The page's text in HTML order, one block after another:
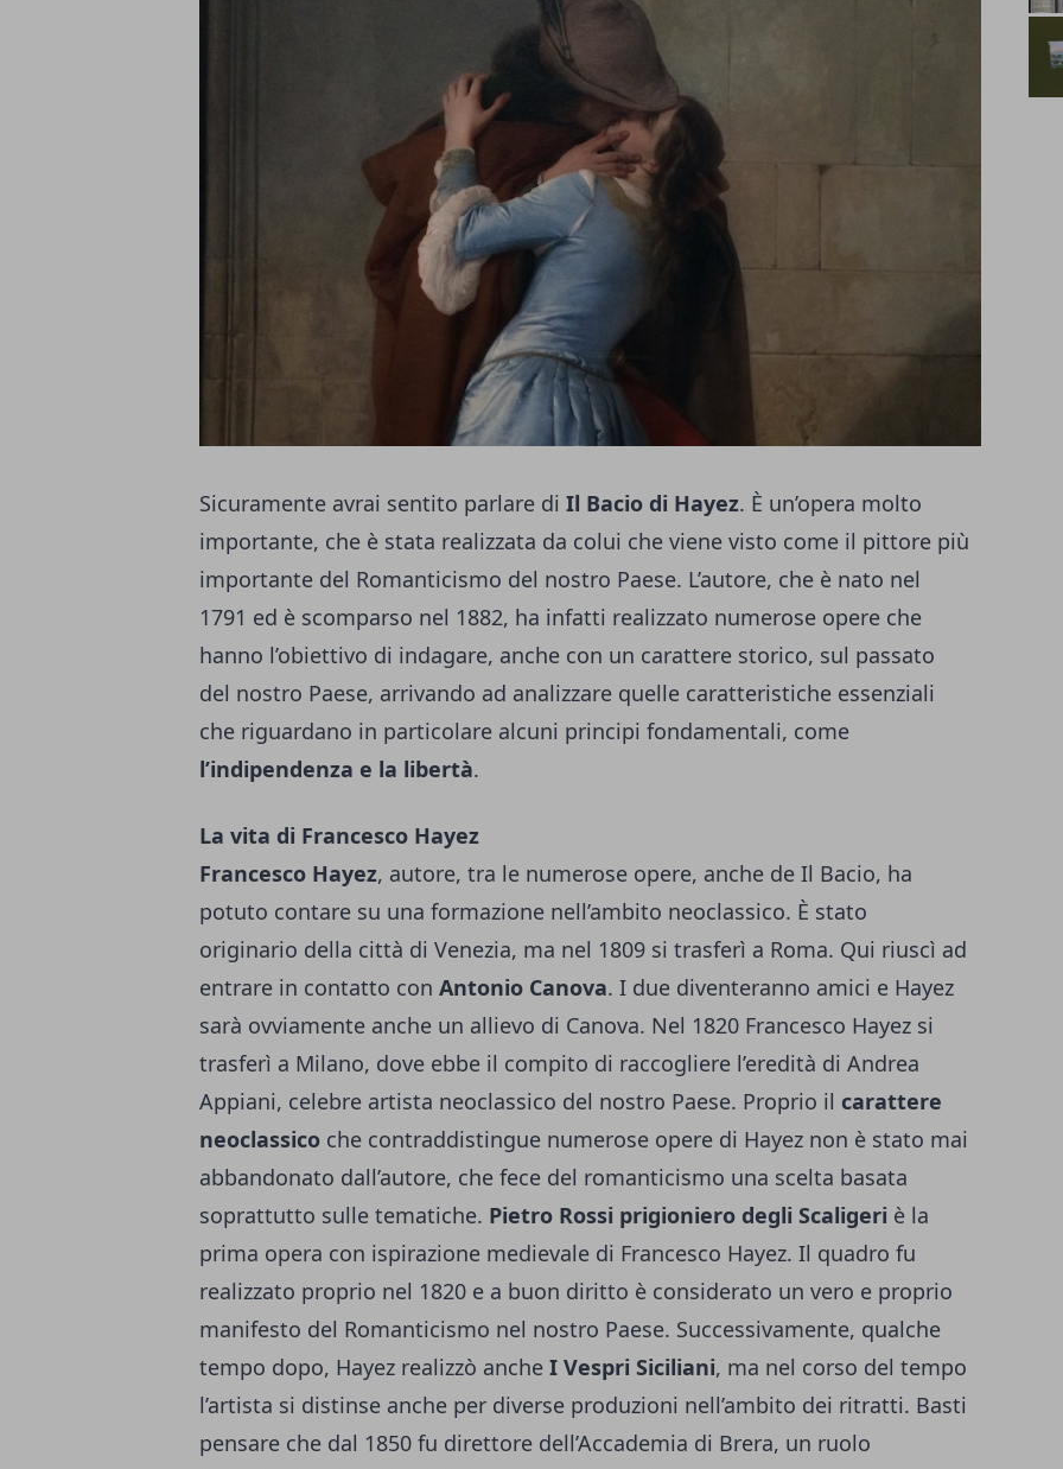
Sicuramente avrai sentito parlare di Il Bacio di Hayez. È un’opera molto
importante, che è stata realizzata da colui che viene visto come il pittore più
importante del Romanticismo del nostro Paese. L’autore, che è nato nel
1791 ed è scomparso nel 1882, ha infatti realizzato numerose opere che
hanno l’obiettivo di indagare, anche con un carattere storico, sul passato
del nostro Paese, arrivando ad analizzare quelle caratteristiche essenziali
che riguardano in particolare alcuni principi fondamentali, come
l’indipendenza e la libertà.
La vita di Francesco Hayez
Francesco Hayez, autore, tra le numerose opere, anche de Il Bacio, ha
potuto contare su una formazione nell’ambito neoclassico. È stato
originario della città di Venezia, ma nel 1809 si trasferì a Roma. Qui riuscì ad
entrare in contatto con Antonio Canova. I due diventeranno amici e Hayez
sarà ovviamente anche un allievo di Canova. Nel 1820 Francesco Hayez si
trasferì a Milano, dove ebbe il compito di raccogliere l’eredità di Andrea
Appiani, celebre artista neoclassico del nostro Paese. Proprio il carattere
neoclassico che contraddistingue numerose opere di Hayez non è stato mai
abbandonato dall’autore, che fece del romanticismo una scelta basata
soprattutto sulle tematiche. Pietro Rossi prigioniero degli Scaligeri è la
prima opera con ispirazione medievale di Francesco Hayez. Il quadro fu
realizzato proprio nel 1820 e a buon diritto è considerato un vero e proprio
manifesto del Romanticismo nel nostro Paese. Successivamente, qualche
tempo dopo, Hayez realizzò anche I Vespri Siciliani, ma nel corso del tempo
l’artista si distinse anche per diverse produzioni nell’ambito dei ritratti. Basti
pensare che dal 1850 fu direttore dell’Accademia di Brera, un ruolo